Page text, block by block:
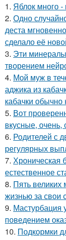
1. Яблок много -
2. Одно
деста
сделало её
3. Эти минералы
творением
4. Мой муж в
аджика из
кабачки обычно
5. Вот
вкусные, очень,
6. Родителей с
регулярных
7. Хроническая
естественное
8. Пять великих
жизнью за свои
9. Мастурбация
поведением
10. Подкормки